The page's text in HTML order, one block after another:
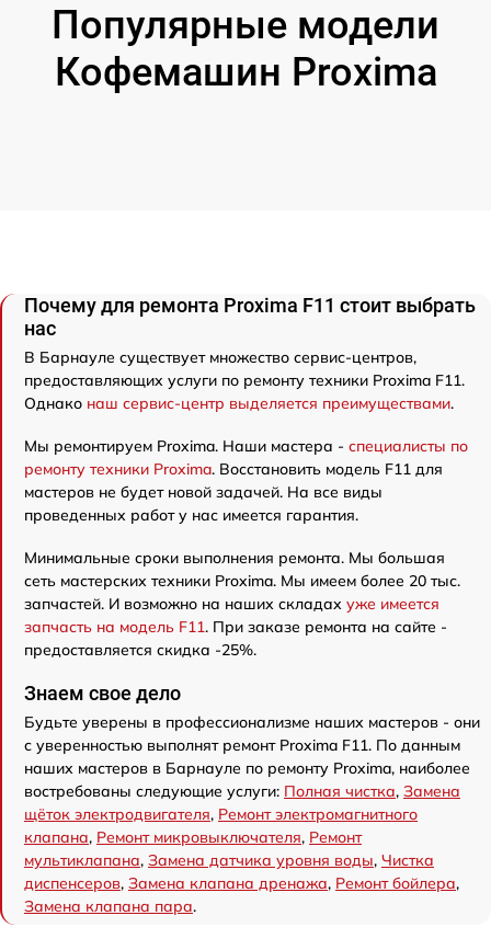
Популярные модели
Кофемашин Proxima
Почему для ремонта Proxima F11 стоит выбрать
нас
В Барнауле существует множество сервис-центров,
предоставляющих услуги по ремонту техники Proxima F11.
Однако наш сервис-центр выделяется преимуществами.
Мы ремонтируем Proxima. Наши мастера - специалисты по
ремонту техники Proxima. Восстановить модель F11 для
мастеров не будет новой задачей. На все виды
проведенных работ у нас имеется гарантия.
Минимальные сроки выполнения ремонта. Мы большая
сеть мастерских техники Proxima. Мы имеем более 20 тыс.
запчастей. И возможно на наших складах уже имеется
запчасть на модель F11. При заказе ремонта на сайте -
предоставляется скидка -25%.
Знаем свое дело
Будьте уверены в профессионализме наших мастеров - они
с уверенностью выполнят ремонт Proxima F11. По данным
наших мастеров в Барнауле по ремонту Proxima, наиболее
востребованы следующие услуги: Полная чистка, Замена
щёток электродвигателя, Ремонт электромагнитного
клапана, Ремонт микровыключателя, Ремонт
мультиклапана, Замена датчика уровня воды, Чистка
диспенсеров, Замена клапана дренажа, Ремонт бойлера,
Замена клапана пара.